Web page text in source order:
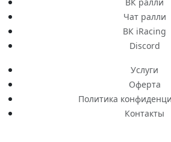
Чат ралли
ВК iRacing
Discord
Услуги
Оферта
Политика
Контакты